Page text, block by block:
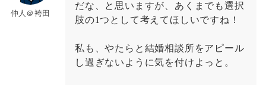
仲人＠袴田
だな、と思いますが、あくまでも選択
肢の1つとして考えてほしいですね！
私も、やたらと結婚相談所をアピール
し過ぎないように気を付けよっと。